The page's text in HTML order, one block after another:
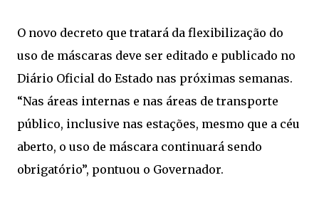
O novo decreto que tratará da flexibilização do
uso de máscaras deve ser editado e publicado no
Diário Oficial do Estado nas próximas semanas.
“Nas áreas internas e nas áreas de transporte
público, inclusive nas estações, mesmo que a céu
aberto, o uso de máscara continuará sendo
obrigatório”, pontuou o Governador.